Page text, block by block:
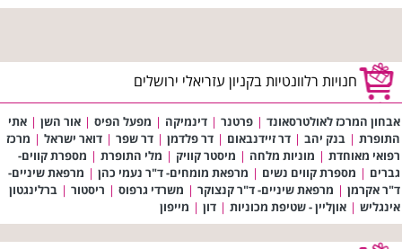
חנויות רלוונטיות בקניון עזריאלי ירושלים
אבחון המרכז לאולטרסאונד | פרטנר | דינמיקה | מפעל הפיס | אור השן | אתי
התופרת | בנק יהב | דר זיידנבאום | דר פלדמן | דר שפר | דואר ישראל | מרכז
רפואי מאוחדת | מוניות מלחה | מיסטר קוויק | מלי התופרת | מספרת קווים-
גברים | מספרת קווים נשים | מרפאת מומחים- ד"ר נעמי כהן | מרפאת שיניים-
ד"ר אקרמן | מרפאת שיניים- ד"ר קנצוקר | משרדי גרפוס | ריסטור | ברלינגטון
אינגליש | אוןליין - שטיפת מכוניות | דון | מייפון